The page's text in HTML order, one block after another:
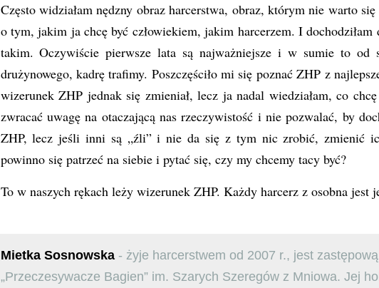
Często widziałam nędzny obraz harcerstwa, obraz, którym nie warto
o tym, jakim ja chcę być człowiekiem, jakim harcerzem. I
takim. Oczywiście pierwsze lata są najważniejsze i w sumie to od
drużynowego, kadrę trafimy. Poszczęściło mi się poznać ZHP z
wizerunek ZHP jednak się zmieniał, lecz ja nadal wiedziałam, co
zwracać uwagę na otaczającą nas rzeczywistość i nie pozwalać, by
ZHP, lecz jeśli inni są „źli” i nie da się z tym nic zrobić, zmienić
powinno się patrzeć na siebie i pytać się, czy my chcemy tacy być?
To w naszych rękach leży wizerunek ZHP. Każdy harcerz z osobna jest
Mietka Sosnowska- żyje harcerstwem od 2007 r., jest
„Przeczesywacze Bagien” im. Szarych Szeregów z Mniowa. Jej